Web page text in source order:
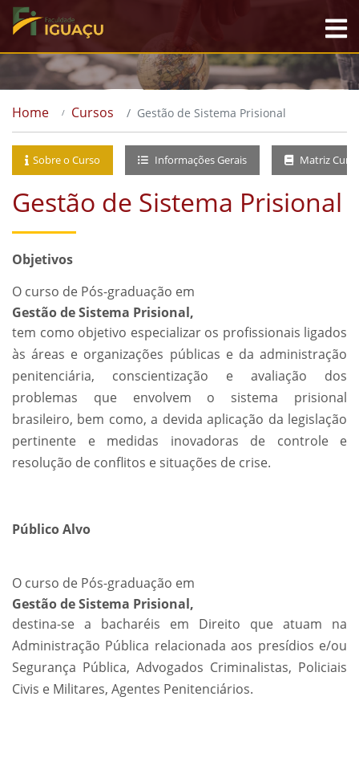
Home Cursos Gestão de Sistema Prisional
Sobre o Curso Informações Gerais Matriz
Gestão de Sistema Prisional
Objetivos
O curso de Pós-graduação em
Gestão de Sistema Prisional,
tem como objetivo especializar os profissionais ligados
às áreas e organizações públicas e da administração
penitenciária, conscientização e avaliação dos
problemas que envolvem o sistema prisional
brasileiro, bem como, a devida aplicação da legislação
pertinente e medidas inovadoras de controle e
resolução de conflitos e situações de crise.
Público Alvo
O curso de Pós-graduação em
Gestão de Sistema Prisional,
destina-se a bacharéis em Direito que atuam na
Administração Pública relacionada aos presídios e/ou
Segurança Pública, Advogados Criminalistas, Policiais
Civis e Militares, Agentes Penitenciários.